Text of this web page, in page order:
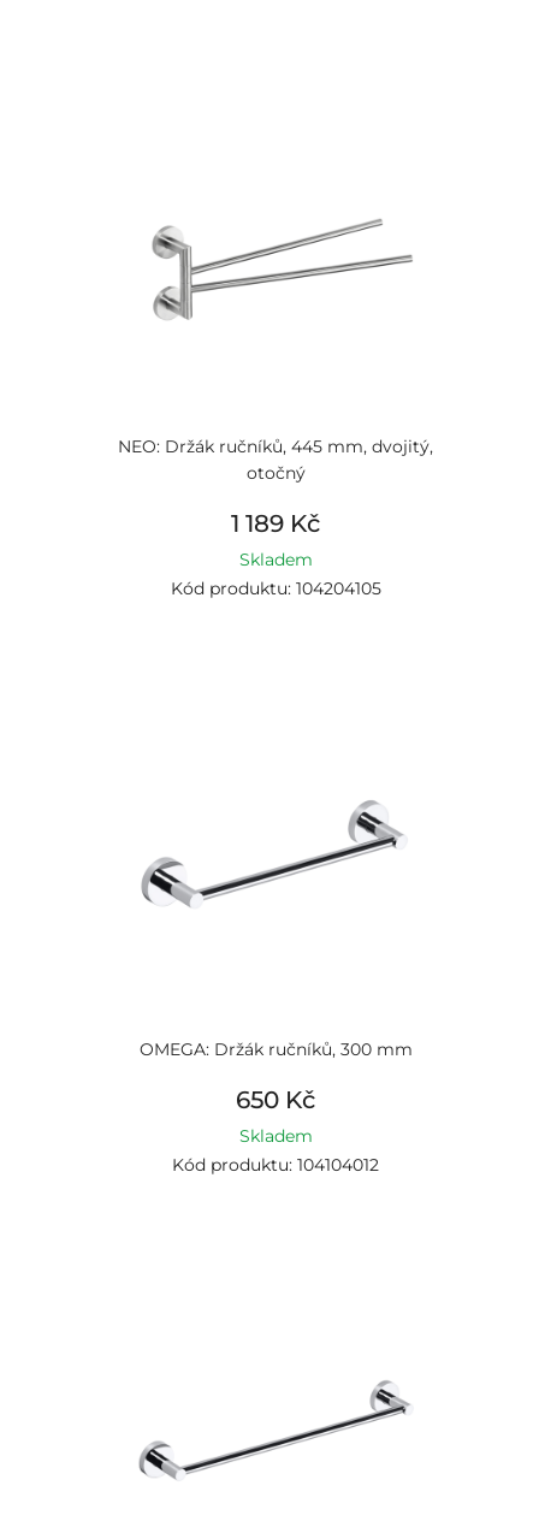
NEO: Držák ručníků, 445 mm, dvojitý,
otočný
1 189 Kč
Skladem
Kód produktu: 104204105
OMEGA: Držák ručníků, 300 mm
650 Kč
Skladem
Kód produktu: 104104012